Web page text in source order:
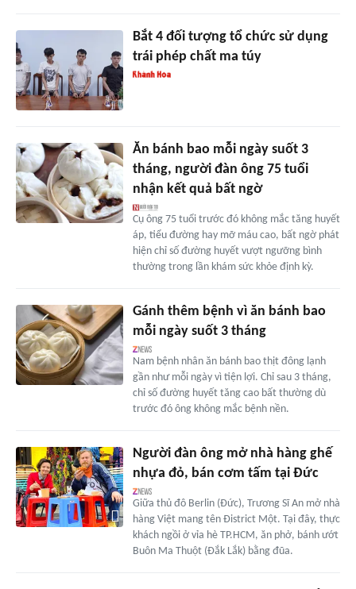
Bắt 4 đối tượng tổ chức sử dụng
trái phép chất ma túy
Ăn bánh bao mỗi ngày suốt 3
tháng, người đàn ông 75 tuổi
nhận kết quả bất ngờ
Cụ ông 75 tuổi trước đó không mắc tăng huyết
áp, tiểu đường hay mỡ máu cao, bất ngờ phát
hiện chỉ số đường huyết vượt ngưỡng bình
thường trong lần khám sức khỏe định kỳ.
Gánh thêm bệnh vì ăn bánh bao
mỗi ngày suốt 3 tháng
Nam bệnh nhân ăn bánh bao thịt đông lạnh
gần như mỗi ngày vì tiện lợi. Chỉ sau 3 tháng,
chỉ số đường huyết tăng cao bất thường dù
trước đó ông không mắc bệnh nền.
Người đàn ông mở nhà hàng ghế
nhựa đỏ, bán cơm tấm tại Đức
Giữa thủ đô Berlin (Đức), Trương Sĩ An mở nhà
hàng Việt mang tên Đistrict Một. Tại đây, thực
khách ngồi ở vỉa hè TP.HCM, ăn phở, bánh ướt
Buôn Ma Thuột (Đắk Lắk) bằng đũa.